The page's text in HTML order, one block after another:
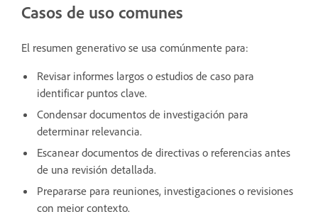
Casos de uso comunes
El resumen generativo se usa comúnmente para:
Revisar informes largos o estudios de caso para
identificar puntos clave.
Condensar documentos de investigación para
determinar relevancia.
Escanear documentos de directivas o referencias antes
de una revisión detallada.
Prepararse para reuniones, investigaciones o revisiones
con mejor contexto.